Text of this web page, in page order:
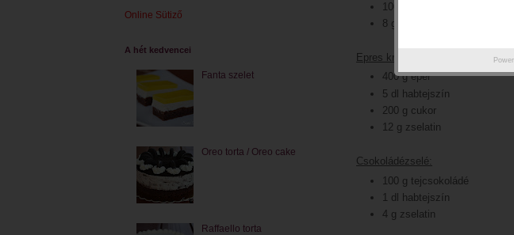
100 g cukor
8 g zselatin
Epres krém:
400 g eper
5 dl habtejszín
200 g cukor
12 g zselatin
Csokoládézselé:
100 g tejcsokoládé
1 dl habtejszín
4 g zselatin
Online Sütiző
A hét kedvencei
Fanta szelet
Oreo torta / Oreo cake
Raffaello torta